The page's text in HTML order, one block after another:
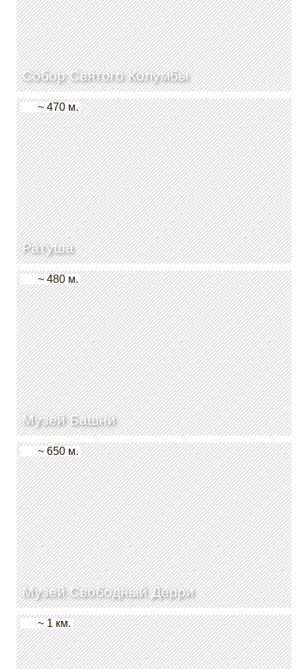
Собор Святого Колумбы
Ратуша
~ 470 м.
Музей Башни
~ 480 м.
Музей Свободный Дерри
~ 650 м.
~ 1 км.